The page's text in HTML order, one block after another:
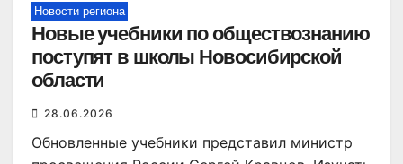
Новости региона
Новые учебники по обществознанию
поступят в школы Новосибирской
области
28.06.2026
Обновленные учебники представил министр